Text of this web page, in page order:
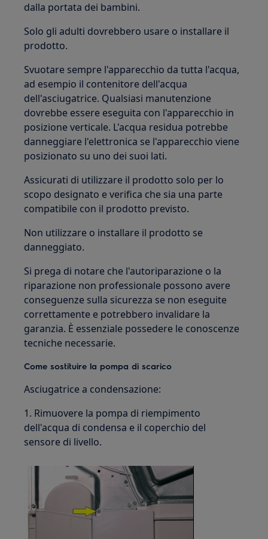
dalla portata dei bambini.
Solo gli adulti dovrebbero usare o installare il
prodotto.
Svuotare sempre l'apparecchio da tutta l'acqua,
ad esempio il contenitore dell'acqua
dell'asciugatrice. Qualsiasi manutenzione
dovrebbe essere eseguita con l'apparecchio in
posizione verticale. L'acqua residua potrebbe
danneggiare l'elettronica se l'apparecchio viene
posizionato su uno dei suoi lati.
Assicurati di utilizzare il prodotto solo per lo
scopo designato e verifica che sia una parte
compatibile con il prodotto previsto.
Non utilizzare o installare il prodotto se
danneggiato.
Si prega di notare che l'autoriparazione o la
riparazione non professionale possono avere
conseguenze sulla sicurezza se non eseguite
correttamente e potrebbero invalidare la
garanzia. È essenziale possedere le conoscenze
tecniche necessarie.
Come sostituire la pompa di scarico
Asciugatrice a condensazione:
1. Rimuovere la pompa di riempimento
dell'acqua di condensa e il coperchio del
sensore di livello.